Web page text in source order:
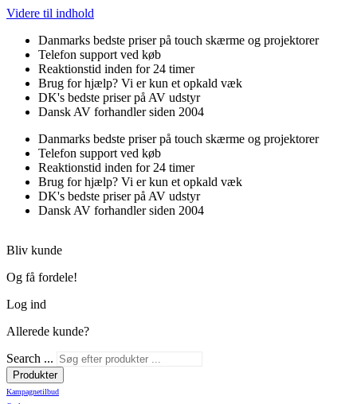
Videre til indhold
Danmarks bedste priser på touch skærme og projektorer
Telefon support ved køb
Reaktionstid inden for 24 timer
Brug for hjælp? Vi er kun et opkald væk
DK's bedste priser på AV udstyr
Dansk AV forhandler siden 2004
Danmarks bedste priser på touch skærme og projektorer
Telefon support ved køb
Reaktionstid inden for 24 timer
Brug for hjælp? Vi er kun et opkald væk
DK's bedste priser på AV udstyr
Dansk AV forhandler siden 2004
Bliv kunde
Og få fordele!
Log ind
Allerede kunde?
Search ...
Produkter
Kampagnetilbud